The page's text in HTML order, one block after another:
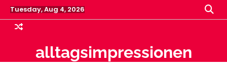
Skip
to
content
Tuesday, Aug 4, 2026
alltagsimpressionen